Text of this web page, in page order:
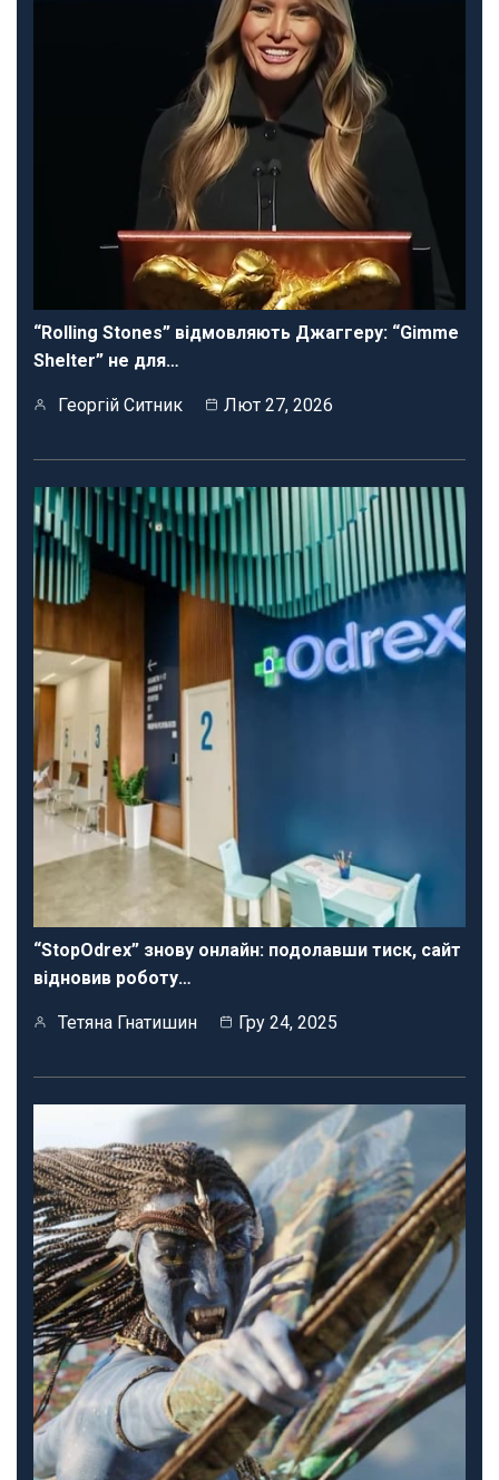
“Rolling Stones” відмовляють Джаггеру: “Gimme
Shelter” не для…
Георгій Ситник Лют 27, 2026
“StopOdrex” знову онлайн: подолавши тиск, сайт
відновив роботу…
Тетяна Гнатишин Гру 24, 2025